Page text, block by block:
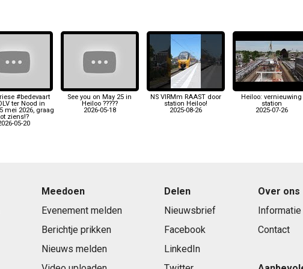
#bedevaart
ter Nood in
mei 2026, graag
ziens!?
05-20
See you on May 25 in
Heiloo ?????
2026-05-18
NS VIRMm RAAST door
station Heiloo!
2025-08-26
Heiloo: vernieuwing
station
2025-07-26
Meedoen
Evenement melden
Berichtje prikken
Nieuws melden
Delen
Nieuwsbrief
Facebook
LinkedIn
Over ons
Informatie
Contact